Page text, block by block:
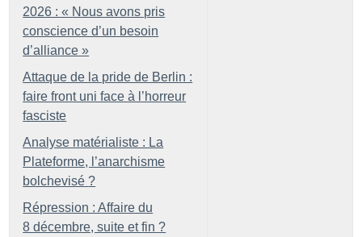
2026 : « Nous avons pris
conscience d’un besoin
d’alliance »
Attaque de la pride de Berlin :
faire front uni face à l’horreur
fasciste
Analyse matérialiste : La
Plateforme, l’anarchisme
bolchevisé ?
Répression : Affaire du
8 décembre, suite et fin ?